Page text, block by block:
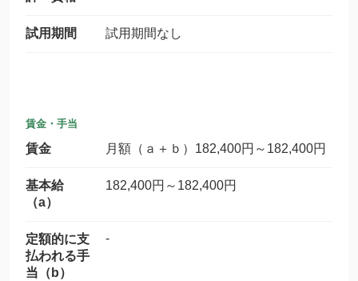
試用期間 試用期間なし
賃金・手当
賃金 月額（ａ＋ｂ）182,400円～182,400円
基本給
（a）
182,400円～182,400円
定額的に支
払われる手
当（b）
-